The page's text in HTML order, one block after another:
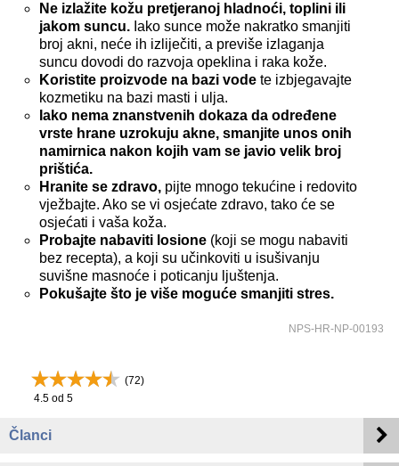
Ne izlažite kožu pretjeranoj hladnoći, toplini ili
jakom suncu. Iako sunce može nakratko smanjiti
broj akni, neće ih izliječiti, a previše izlaganja
suncu dovodi do razvoja opeklina i raka kože.
Koristite proizvode na bazi vode te izbjegavajte
kozmetiku na bazi masti i ulja.
Iako nema znanstvenih dokaza da određene
vrste hrane uzrokuju akne, smanjite unos onih
namirnica nakon kojih vam se javio velik broj
prištića.
Hranite se zdravo, pijte mnogo tekućine i redovito
vježbajte. Ako se vi osjećate zdravo, tako će se
osjećati i vaša koža.
Probajte nabaviti losione (koji se mogu nabaviti
bez recepta), a koji su učinkoviti u isušivanju
suvišne masnoće i poticanju ljuštenja.
Pokušajte što je više moguće smanjiti stres.
NPS-HR-NP-00193
(72)
4.5 od 5
Članci